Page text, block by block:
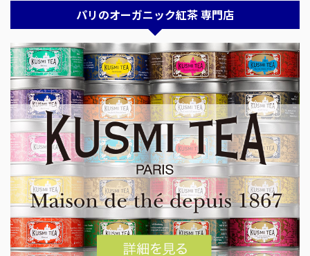
パリのオーガニック紅茶 専門店